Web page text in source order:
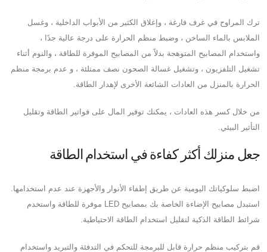
ترك المراوح في غرف فارغة ، وإغلاق الكثير من الأبواب الداخلية ، وغسل
الملابس بالماء الساخن ، وضبط منظم الحرارة على درجة عالية جدًا ،
واستخدام المصابيح المتوهجة بدلاً من المصابيح الموفرة للطاقة ، والنوم أثناء
تشغيل التلفزيون ، وتشغيل غسالة الصحون نصف ممتلئة ، و عدم برمجة منظم
الحرارة بالمنزل من العادات الشائعة الأخرى لإهدار الطاقة.
من خلال كسر هذه العادات ، يمكنك توفير المال على فواتير الطاقة وتقليل
التأثير البيئي.
جعل منزلك أكثر كفاءة في استخدام الطاقة
اضبط سلوكياتك اليومية عن طريق إطفاء الأنوار والأجهزة عند عدم استخدامها.
استبدل مصابيح الإضاءة الخاصة بك بمصابيح LED موفرة للطاقة واستخدم
شرائط الطاقة الذكية لتقليل استخدام الطاقة الاحتياطية.
قم بتركيب منظم حرارة قابل للبرمجة للتحكم في التدفئة والتبريد واستخدام